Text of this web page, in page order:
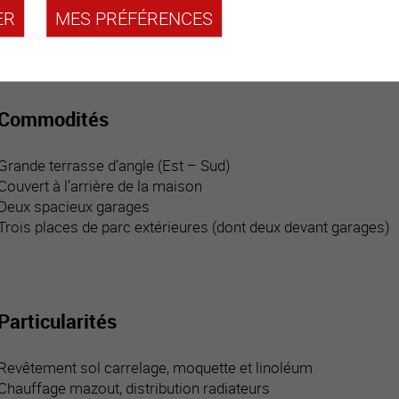
chambres
d’eau / bain
terrasse d’angle (Est – Sud)
à l’arrière de la maison
spacieux garages
places de parc extérieures (dont deux devant garages)
sol carrelage, moquette et linoléum
mazout, distribution radiateurs
MES PRÉFÉRENCES